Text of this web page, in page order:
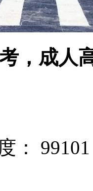
，成人
： 99101